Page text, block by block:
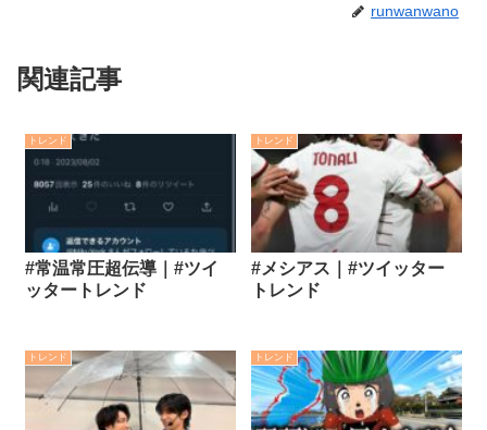
runwanwano
関連記事
トレンド
#常温常圧超伝導｜#ツイ
ッタートレンド
トレンド
#メシアス｜#ツイッター
トレンド
トレンド トレンド